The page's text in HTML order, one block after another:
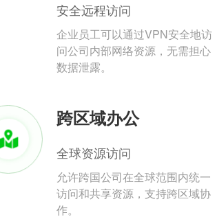
安全远程访问
企业员工可以通过VPN安全地访
问公司内部网络资源，无需担心
数据泄露。
跨区域办公
全球资源访问
允许跨国公司在全球范围内统一
访问和共享资源，支持跨区域协
作。